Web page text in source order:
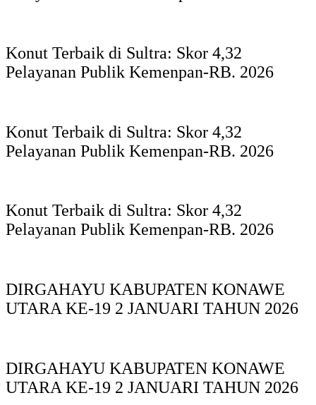
Konut Terbaik di Sultra: Skor 4,32
Pelayanan Publik Kemenpan-RB. 2026
Konut Terbaik di Sultra: Skor 4,32
Pelayanan Publik Kemenpan-RB. 2026
Konut Terbaik di Sultra: Skor 4,32
Pelayanan Publik Kemenpan-RB. 2026
DIRGAHAYU KABUPATEN KONAWE
UTARA KE-19 2 JANUARI TAHUN 2026
DIRGAHAYU KABUPATEN KONAWE
UTARA KE-19 2 JANUARI TAHUN 2026